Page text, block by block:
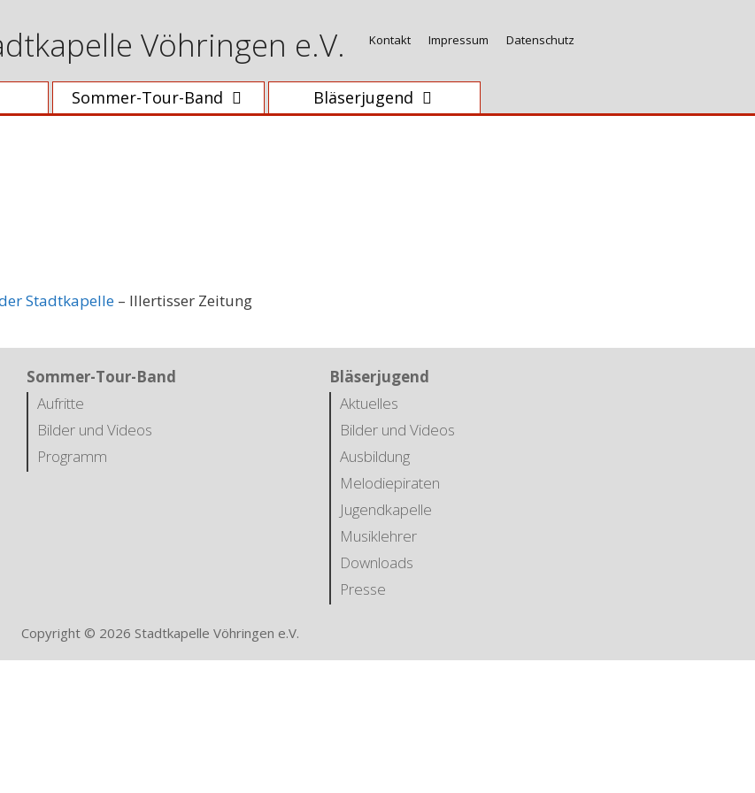
Kontakt Impressum Datenschutz
Vöhringen e.V.
Sommer-Tour-Band Bläserjugend
Stadtkapelle– Illertisser Zeitung
Sommer-Tour-Band
Aufritte
Bilder und Videos
Programm
Bläserjugend
Aktuelles
Bilder und Videos
Ausbildung
Melodiepiraten
Jugendkapelle
Musiklehrer
Downloads
Presse
Copyright © 2026 Stadtkapelle Vöhringen e.V.